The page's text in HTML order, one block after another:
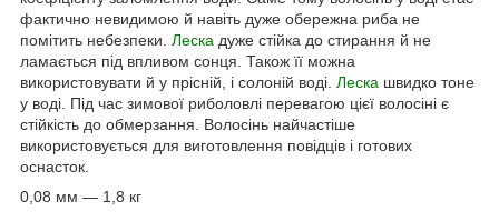
фактично невидимою й навіть дуже обережна риба не
помітить небезпеки. Леска дуже стійка до стирання й не
ламається під впливом сонця. Також її можна
використовувати й у прісній, і солоній воді. Леска швидко тоне
у воді. Під час зимової риболовлі перевагою цієї волосіні є
стійкість до обмерзання. Волосінь найчастіше
використовується для виготовлення повідців і готових
оснасток.
0,08 мм — 1,8 кг